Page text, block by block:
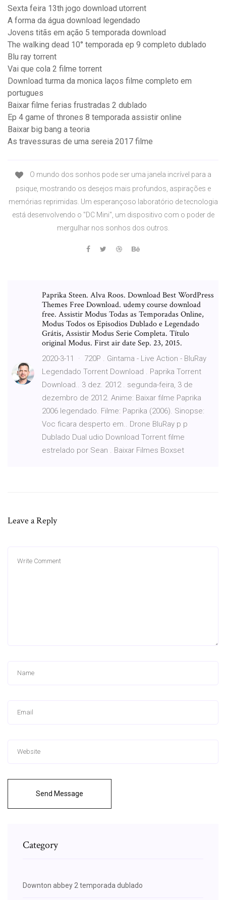
Sexta feira 13th jogo download utorrent
A forma da água download legendado
Jovens titãs em ação 5 temporada download
The walking dead 10° temporada ep 9 completo dublado
Blu ray torrent
Vai que cola 2 filme torrent
Download turma da monica laços filme completo em
portugues
Baixar filme ferias frustradas 2 dublado
Ep 4 game of thrones 8 temporada assistir online
Baixar big bang a teoria
As travessuras de uma sereia 2017 filme
O mundo dos sonhos pode ser uma janela incrível para a
psique, mostrando os desejos mais profundos, aspirações e
memórias reprimidas. Um esperançoso laboratório de tecnologia
está desenvolvendo o "DC Mini", um dispositivo com o poder de
mergulhar nos sonhos dos outros.
Paprika Steen. Alva Roos. Download Best WordPress
Themes Free Download. udemy course download
free. Assistir Modus Todas as Temporadas Online,
Modus Todos os Episodios Dublado e Legendado
Grátis, Assistir Modus Serie Completa. Título
original Modus. First air date Sep. 23, 2015.
2020-3-11 · 720P . Gintama - Live Action - BluRay
Legendado Torrent Download . Paprika Torrent
Download.. 3 dez. 2012 . segunda-feira, 3 de
dezembro de 2012. Anime: Baixar filme Paprika
2006 legendado. Filme: Paprika (2006). Sinopse:
Voc ficara desperto em.. Drone BluRay p p
Dublado Dual udio Download Torrent filme
estrelado por Sean . Baixar Filmes Boxset
Leave a Reply
Send Message
Category
Downton abbey 2 temporada dublado